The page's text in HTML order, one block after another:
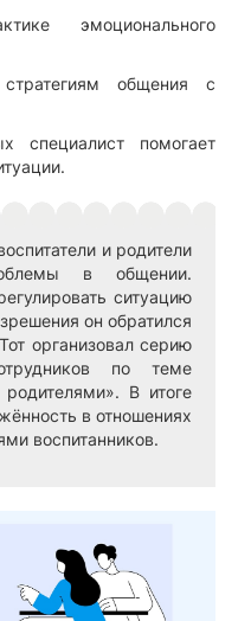
эмоционального
общения с
специалист помогает
и родители
в общении.
ситуацию
он обратился
организовал серию
по теме
В итоге
в отношениях
воспитанников.